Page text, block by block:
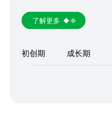
了解更多
初创期 成长期